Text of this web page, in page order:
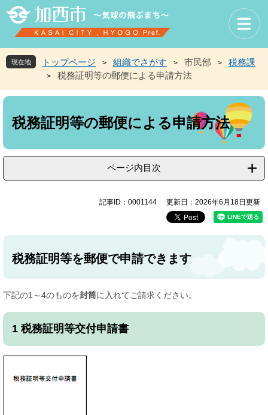
先
頭
す
を
飛
し
へ
現在地 トップページ > 組織でさがす > 市民部 > 税務課
> 税務証明等の郵便による申請方法
本
税務証明等の郵便による申請方法
ページ内目次
記事ID：0001144 更新日：2026年6月18日更新
税務証明等を郵便で申請できます
下記の1～4のものを封筒に入れてご請求ください。
1 税務証明等交付申請書